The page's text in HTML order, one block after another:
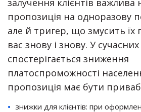
залучення клієнтів важлива
пропозиція на одноразову
але й тригер, що змусить їх
вас знову і знову. У сучасних
спостерігається зниження
платоспроможності
пропозиція має бути
знижки для клієнтів: при